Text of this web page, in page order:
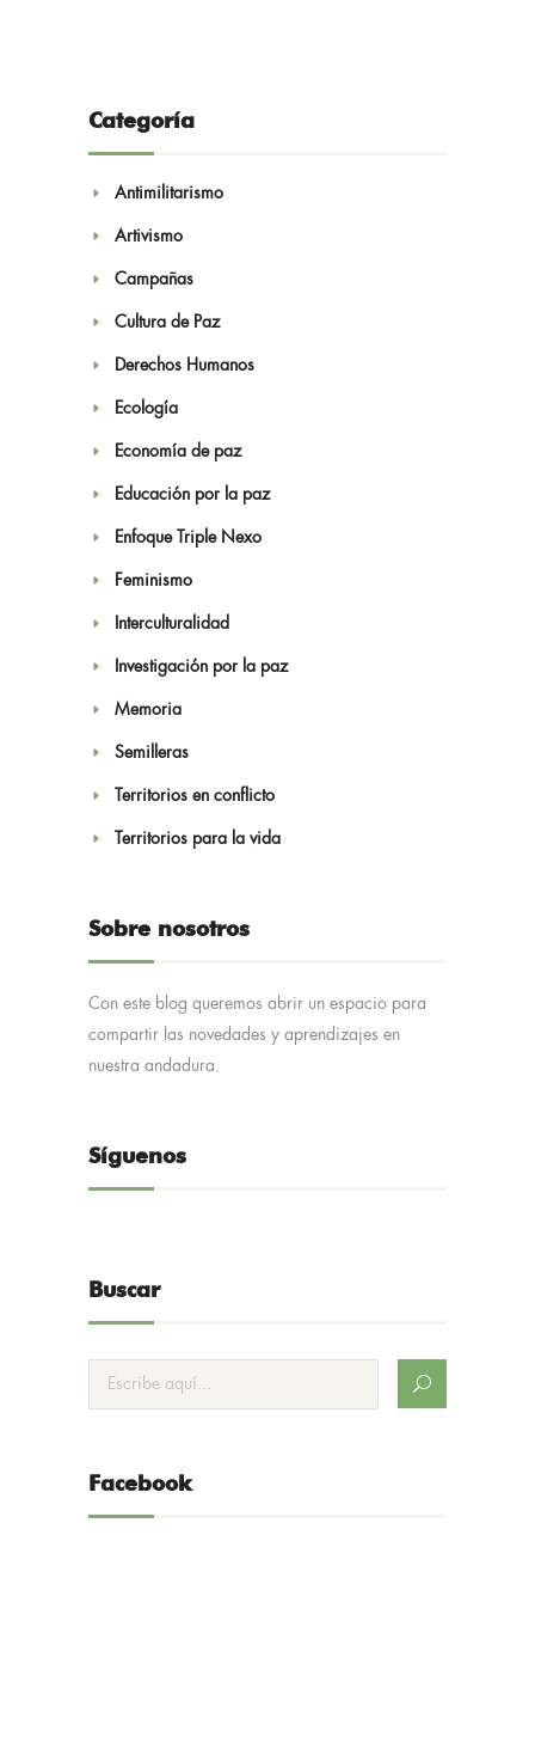
Categoría
Antimilitarismo
Artivismo
Campañas
Cultura de Paz
Derechos Humanos
Ecología
Economía de paz
Educación por la paz
Enfoque Triple Nexo
Feminismo
Interculturalidad
Investigación por la paz
Memoria
Semilleras
Territorios en conflicto
Territorios para la vida
Sobre nosotros
Con este blog queremos abrir un espacio para
compartir las novedades y aprendizajes en
nuestra andadura.
Síguenos
Buscar
Facebook